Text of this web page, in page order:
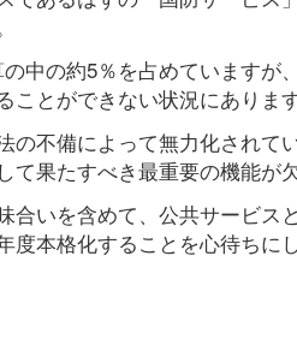
中の約5％を占めていますが
とができない状況にあります
の不備によって無力化されて
果たすべき最重要の機能が
合いを含めて、公共サービス
本格化することを心待ちに